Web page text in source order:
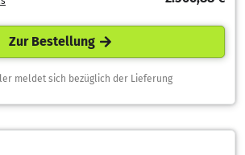
Zur Bestellung
meldet sich bezüglich der Lieferung